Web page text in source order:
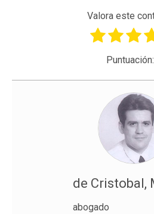
Valora este
Puntuación:
de Cristobal,
abogado